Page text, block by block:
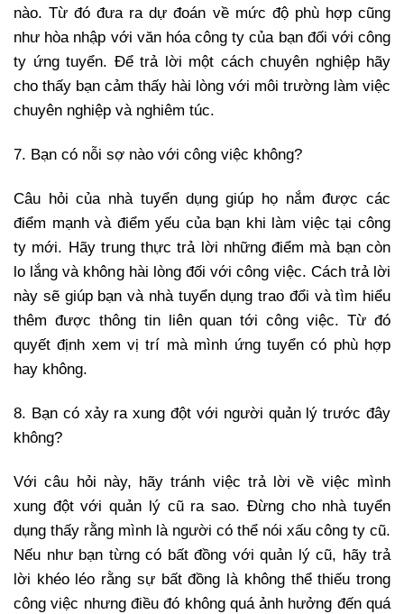
nào. Từ đó đưa ra dự đoán về mức độ phù hợp cũng
như hòa nhập với văn hóa công ty của bạn đối với công
ty ứng tuyển. Để trả lời một cách chuyên nghiệp hãy
cho thấy bạn cảm thấy hài lòng với môi trường làm việc
chuyên nghiệp và nghiêm túc.
7. Bạn có nỗi sợ nào với công việc không?
Câu hỏi của nhà tuyển dụng giúp họ nắm được các
điểm mạnh và điểm yếu của bạn khi làm việc tại công
ty mới. Hãy trung thực trả lời những điểm mà bạn còn
lo lắng và không hài lòng đối với công việc. Cách trả lời
này sẽ giúp bạn và nhà tuyển dụng trao đổi và tìm hiểu
thêm được thông tin liên quan tới công việc. Từ đó
quyết định xem vị trí mà mình ứng tuyển có phù hợp
hay không.
8. Bạn có xảy ra xung đột với người quản lý trước đây
không?
Với câu hỏi này, hãy tránh việc trả lời về việc mình
xung đột với quản lý cũ ra sao. Đừng cho nhà tuyển
dụng thấy rằng mình là người có thể nói xấu công ty cũ.
Nếu như bạn từng có bất đồng với quản lý cũ, hãy trả
lời khéo léo rằng sự bất đồng là không thể thiếu trong
công việc nhưng điều đó không quá ảnh hưởng đến quá